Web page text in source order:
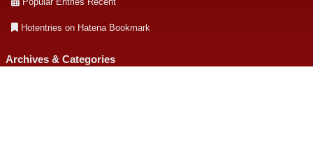
Hotentries on Hatena Bookmark
Archives & Categories